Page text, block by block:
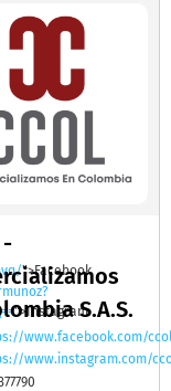
">Facebook
">Instagram
-
S.A.S.
www.facebook.com/
www.instagram.com/